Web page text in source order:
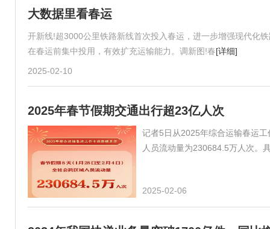
大数据里看春运
开新线!超3000公里铁路新线首次投入春运，进一步增强现代化
在春运前集中投用，有效扩充运输能力。调新图!春[详细]
2025-02-10
2025年春节假期交通出行超23亿人次
记者5日从2025年综合运输春运
人员流动量为230684.5万人次。
2025-02-06